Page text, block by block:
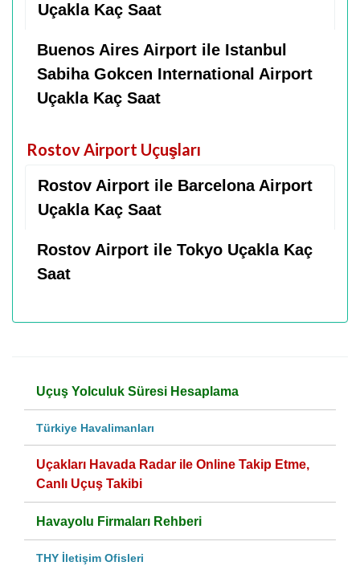
Uçakla Kaç Saat
Buenos Aires Airport ile Istanbul
Sabiha Gokcen International Airport
Uçakla Kaç Saat
Rostov Airport Uçuşları
Rostov Airport ile Barcelona Airport
Uçakla Kaç Saat
Rostov Airport ile Tokyo Uçakla Kaç
Saat
Uçuş Yolculuk Süresi Hesaplama
Türkiye Havalimanları
Uçakları Havada Radar ile Online Takip Etme,
Canlı Uçuş Takibi
Havayolu Firmaları Rehberi
THY İletişim Ofisleri